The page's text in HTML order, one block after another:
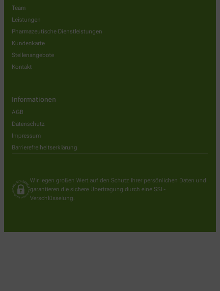
Team
Leistungen
Pharmazeutische Dienstleistungen
Kundenkarte
Stellenangebote
Kontakt
Informationen
AGB
Datenschutz
Impressum
Barrierefreiheitserklärung
Wir legen großen Wert auf den Schutz Ihrer persönlichen Daten und
garantieren die sichere Übertragung durch eine SSL-
Verschlüsselung.